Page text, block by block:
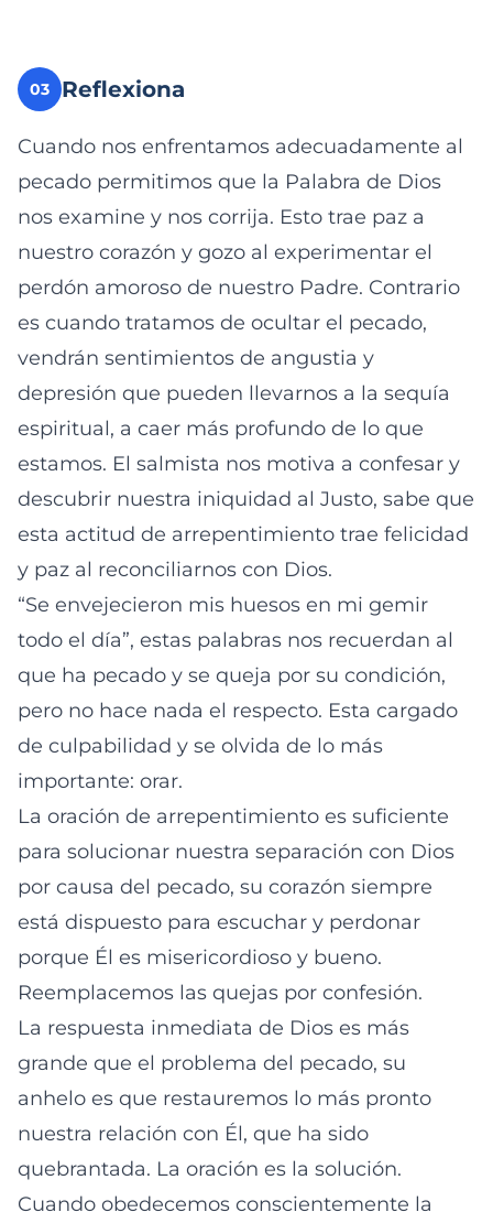
03 Reflexiona
Cuando nos enfrentamos adecuadamente al
pecado permitimos que la Palabra de Dios
nos examine y nos corrija. Esto trae paz a
nuestro corazón y gozo al experimentar el
perdón amoroso de nuestro Padre. Contrario
es cuando tratamos de ocultar el pecado,
vendrán sentimientos de angustia y
depresión que pueden llevarnos a la sequía
espiritual, a caer más profundo de lo que
estamos. El salmista nos motiva a confesar y
descubrir nuestra iniquidad al Justo, sabe que
esta actitud de arrepentimiento trae felicidad
y paz al reconciliarnos con Dios.
“Se envejecieron mis huesos en mi gemir
todo el día”, estas palabras nos recuerdan al
que ha pecado y se queja por su condición,
pero no hace nada el respecto. Esta cargado
de culpabilidad y se olvida de lo más
importante: orar.
La oración de arrepentimiento es suficiente
para solucionar nuestra separación con Dios
por causa del pecado, su corazón siempre
está dispuesto para escuchar y perdonar
porque Él es misericordioso y bueno.
Reemplacemos las quejas por confesión.
La respuesta inmediata de Dios es más
grande que el problema del pecado, su
anhelo es que restauremos lo más pronto
nuestra relación con Él, que ha sido
quebrantada. La oración es la solución.
Cuando obedecemos conscientemente la